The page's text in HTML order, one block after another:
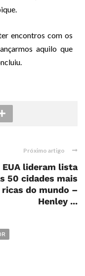
encontros com os
aquilo que
Próximo artigo
EUA lideram lista
50 cidades mais
ricas do mundo –
Henley ...